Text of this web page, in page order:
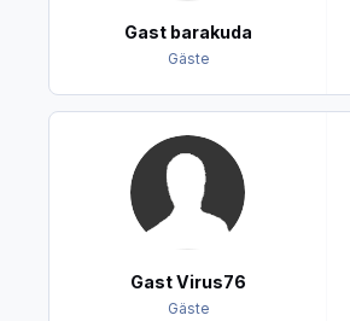
Gast barakuda
Gäste
Gast Virus76
Gäste